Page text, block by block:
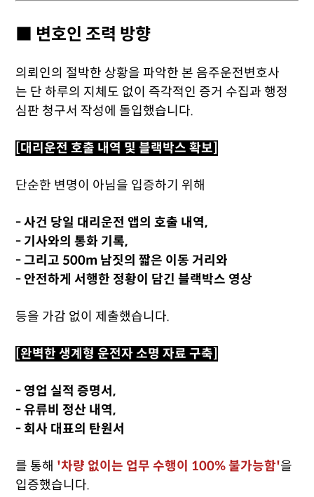
■ 변호인 조력 방향
의뢰인의 절박한 상황을 파악한 본 음주운전변호사
는 단 하루의 지체도 없이 즉각적인 증거 수집과 행정
심판 청구서 작성에 돌입했습니다.
[대리운전 호출 내역 및 블랙박스 확보]
단순한 변명이 아님을 입증하기 위해
- 사건 당일 대리운전 앱의 호출 내역,
- 기사와의 통화 기록,
- 그리고 500m 남짓의 짧은 이동 거리와
- 안전하게 서행한 정황이 담긴 블랙박스 영상
등을 가감 없이 제출했습니다.
[완벽한 생계형 운전자 소명 자료 구축]
- 영업 실적 증명서,
- 유류비 정산 내역,
- 회사 대표의 탄원서
를 통해 '차량 없이는 업무 수행이 100% 불가능함'을
입증했습니다.